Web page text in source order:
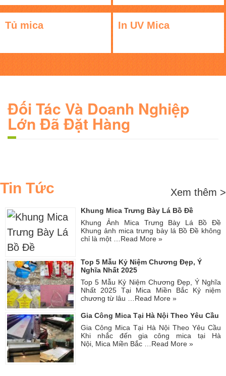
Tủ mica In UV Mica
Đối Tác Và Doanh Nghiệp
Lớn Đã Đặt Hàng
Tin Tức Xem thêm >
Khung Mica Trưng Bày Lá Bồ Đề
Khung Ảnh Mica Trưng Bày Lá Bồ Đề
Khung ảnh mica trưng bày lá Bồ Đề không
chỉ là một … Read More »
Top 5 Mẫu Kỷ Niệm Chương Đẹp, Ý
Nghĩa Nhất 2025
Top 5 Mẫu Kỷ Niệm Chương Đẹp, Ý Nghĩa
Nhất 2025 Tại Mica Miền Bắc Kỷ niệm
chương từ lâu … Read More »
Gia Công Mica Tại Hà Nội Theo Yêu Cầu
Gia Công Mica Tại Hà Nội Theo Yêu Cầu
Khi nhắc đến gia công mica tại Hà
Nội, Mica Miền Bắc …Read More »